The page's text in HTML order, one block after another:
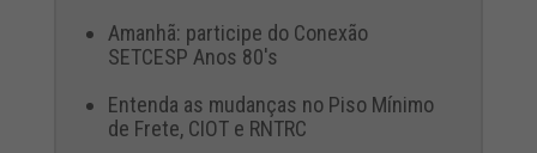
Amanhã: participe do Conexão
SETCESP Anos 80's
Entenda as mudanças no Piso Mínimo
de Frete, CIOT e RNTRC